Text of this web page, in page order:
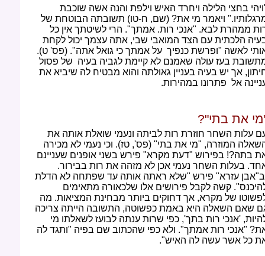
בחצי הלילה ויחרד האיש וילפת והנה אשה שוכבת
ויאמר מי את? (שם, ח-טו) תשובתה הבוטחת של
ממהרת לבא. "אנכי רות. אמתך". הרי לשיטתך אין כל
הלכתית עם הצד המואבי שבי, אתה עצמך יכול לקחת
לאשה "ופרשת כנפיך על אמתך כי גואל אתה". (פס' ט).
בעז עולה שאמנם לא קיימת לגביה בעיה של פסול
אך יש בעיה בעניין גאולתה והוא מבטיח לה שיביא את
אל פתרונו במהירות.
את בתי"?
עלות השחר חוזרת רות לביתה ונעמי שואלת אותה את
המוזרה, "מי את בתי" (פס', טז). וכי נעמי לא מכירה
בתה?! בפירוש "דעת מקרא" פירש בשני אופנים שעניינם
בעלות השחר נעמי אכן לא מזהה את רות בבירור.
עזרא" פירש "שלא ראתה אותה עד שפתחה לא הדלת
קשה לקבל פירושים אלו שלכאורה מתאימים
של מקרא, אך דחוקים ביותר מבחינת המציאות. מה
שאם השאלה היא באמת כפשוטה, התשובה הייתה צריכה
'אנכי רות בתך', כפי שרות ענתה לבועז לשאלתו מי
"אנכי רות אמתך". ולא כפי שהכתוב שם בפיה "ותגד לה
כל אשר עשה לה האיש".